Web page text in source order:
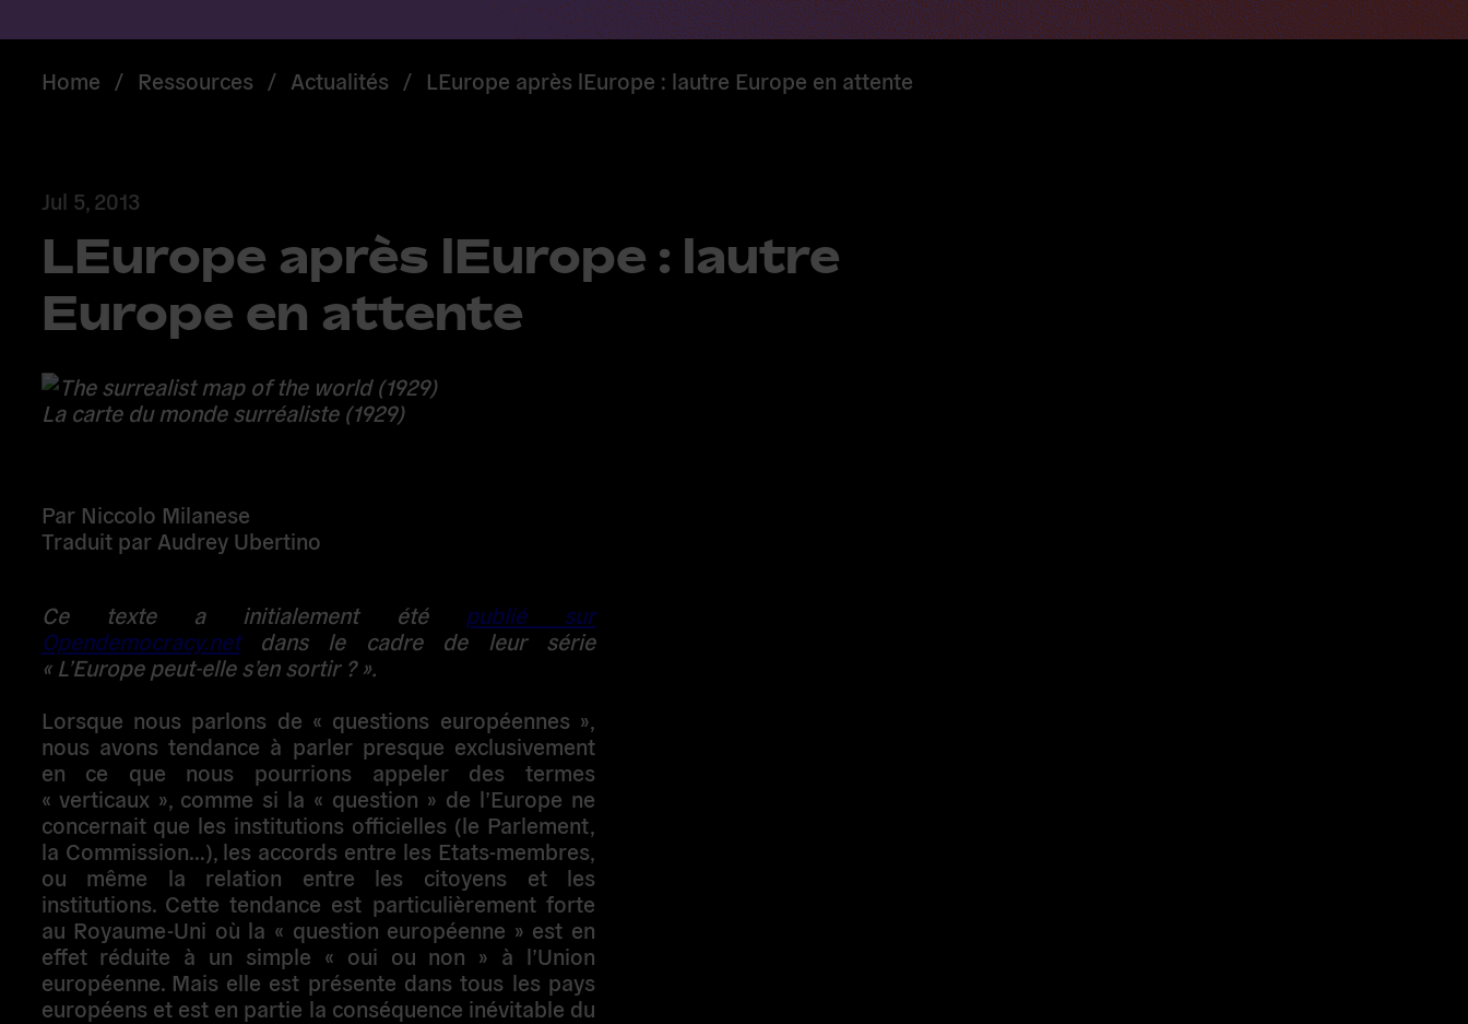
Home / Ressources / Actualités / LEurope après lEurope : lautre Europe en attente
Jul 5, 2013
LEurope après lEurope : lautre
Europe en attente
La carte du monde surréaliste (1929)
Par Niccolo Milanese
Traduit par Audrey Ubertino
Ce texte a initialement été publié sur
Opendemocracy.netdans le cadre de leur série
« L’Europe peut-elle s’en sortir ? ».
Lorsque nous parlons de « questions européennes »,
nous avons tendance à parler presque exclusivement
en ce que nous pourrions appeler des termes
« verticaux », comme si la « question » de l’Europe ne
concernait que les institutions officielles (le Parlement,
la Commission…), les accords entre les Etats-membres,
ou même la relation entre les citoyens et les
institutions. Cette tendance est particulièrement forte
au Royaume-Uni où la « question européenne » est en
effet réduite à un simple « oui ou non » à l’Union
européenne. Mais elle est présente dans tous les pays
européens et est en partie la conséquence inévitable du